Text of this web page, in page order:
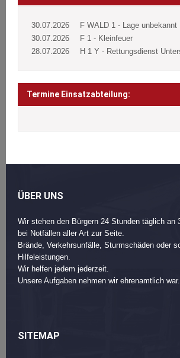
30.07.2026
F WALD 1 - Lage unbekannt
30.07.2026
F 1 - Kleinfeuer
28.07.2026
H 1 Y - Rettungsdienst
Termine Einsatzabteilung:
ÜBER UNS
Wir stehen den Bürgern 24 Stunden täglich an
bei Notfällen aller Art zur Seite.
Brände, Verkehrsunfälle, Sturmschäden oder
Hilfeleistungen.
Wir helfen jedem jederzeit.
Unsere Aufgaben nehmen wir ehrenamtlich war.
SITEMAP